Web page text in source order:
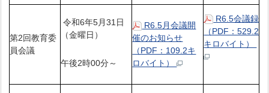
第2回教育委
員会議
令和6年5月31日
（金曜日）
午後2時00分～
R6.5月会議開
催のお知らせ
（PDF：109.2キ
ロバイト）
R6.5会議録
（PDF：529.2
キロバイト）